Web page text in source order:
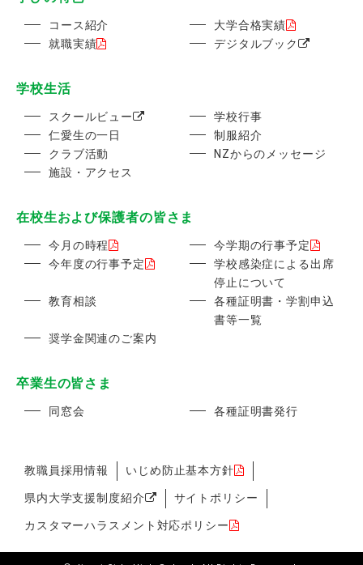
コース紹介
大学合格実績
就職実績
デジタルブック
学校生活
スクールビュー
学校行事
仁愛生の一日
制服紹介
クラブ活動
NZからのメッセージ
施設・アクセス
在校生および保護者の皆さま
今月の時程
今学期の行事予定
今年度の行事予定
学校感染症による出席
停止について
教育相談
各種証明書・学割申込
書等一覧
奨学金関連のご案内
卒業生の皆さま
同窓会 各種証明書発行
教職員採用情報 いじめ防止基本方針
県内大学支援制度紹介 サイトポリシー
カスタマーハラスメント対応ポリシー